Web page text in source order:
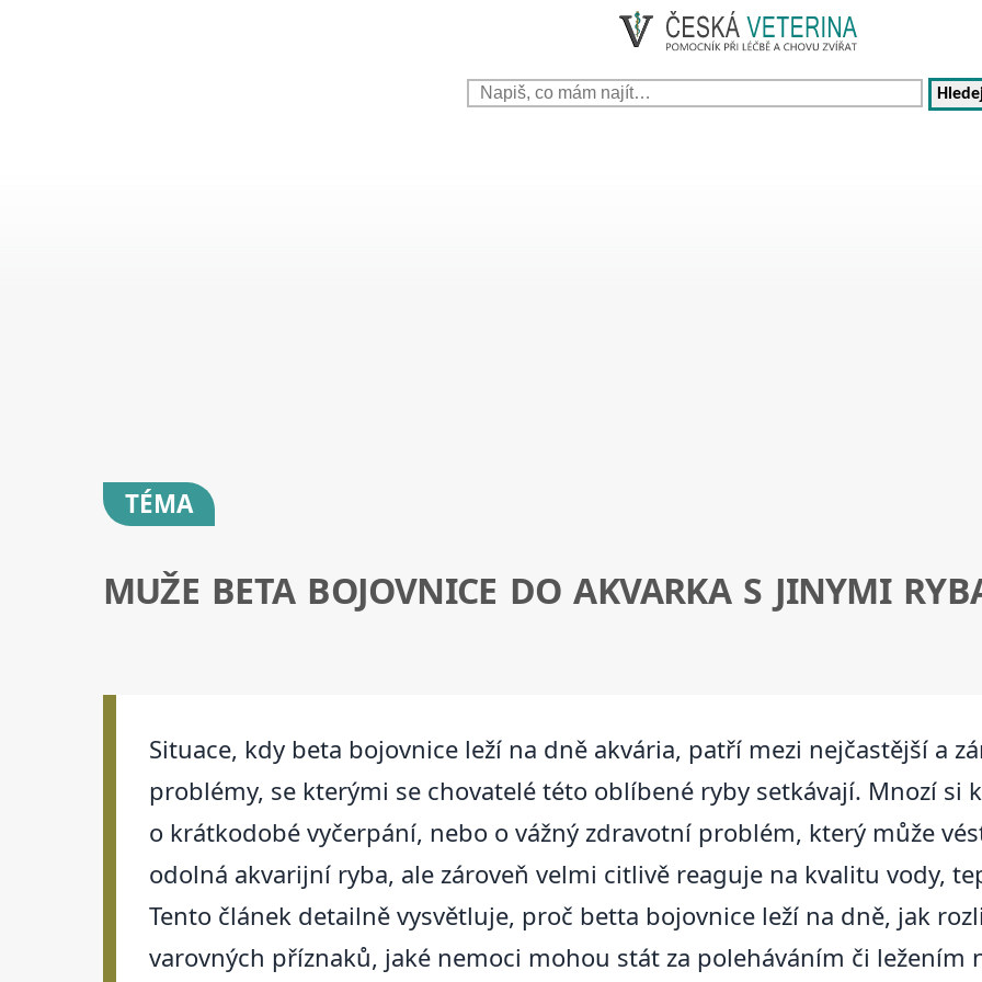
TÉMA
MUŽE BETA BOJOVNICE DO AKVARKA S JINYMI
Situace, kdy beta bojovnice leží na dně akvária, patří mezi nejčastější a
problémy, se kterými se chovatelé této oblíbené ryby setkávají. Mnozí si
o krátkodobé vyčerpání, nebo o vážný zdravotní problém, který může
odolná akvarijní ryba, ale zároveň velmi citlivě reaguje na kvalitu vody,
Tento článek detailně vysvětluje, proč betta bojovnice leží na dně, jak
varovných příznaků, jaké nemoci mohou stát za poleháváním či ležením